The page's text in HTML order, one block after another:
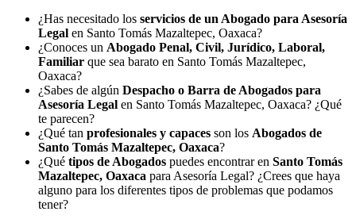
¿Has necesitado los servicios de un Abogado para Asesoría
Legal en Santo Tomás Mazaltepec, Oaxaca?
¿Conoces un Abogado Penal, Civil, Jurídico, Laboral,
Familiar que sea barato en Santo Tomás Mazaltepec,
Oaxaca?
¿Sabes de algún Despacho o Barra de Abogados para
Asesoría Legal en Santo Tomás Mazaltepec, Oaxaca? ¿Qué
te parecen?
¿Qué tan profesionales y capaces son los Abogados de
Santo Tomás Mazaltepec, Oaxaca?
¿Qué tipos de Abogados puedes encontrar en Santo Tomás
Mazaltepec, Oaxaca para Asesoría Legal? ¿Crees que haya
alguno para los diferentes tipos de problemas que podamos
tener?